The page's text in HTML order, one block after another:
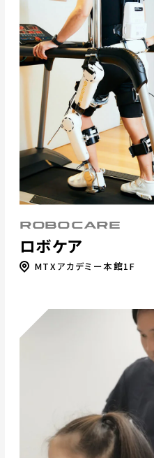
ROBOCARE
ロボケア
MTXアカデミー本館1F